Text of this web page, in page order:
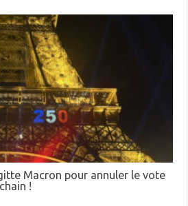
Macron pour annuler le vote
!